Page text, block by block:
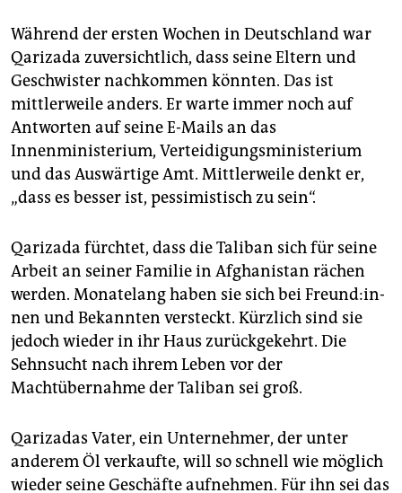
Während der ersten Wochen in Deutschland war
Qarizada zuversichtlich, dass seine Eltern und
Geschwister nachkommen könnten. Das ist
mittlerweile anders. Er warte immer noch auf
Antworten auf seine E-Mails an das
Innenministerium, Verteidigungsministerium
und das Auswärtige Amt. Mittlerweile denkt er,
„dass es besser ist, pessimistisch zu sein“.
Qarizada fürchtet, dass die Taliban sich für seine
Arbeit an seiner Familie in Afghanistan rächen
werden. Monatelang haben sie sich bei Freun­d:in­
nen und Bekannten versteckt. Kürzlich sind sie
jedoch wieder in ihr Haus zurückgekehrt. Die
Sehnsucht nach ihrem Leben vor der
Machtübernahme der Taliban sei groß.
Qarizadas Vater, ein Unternehmer, der unter
anderem Öl verkaufte, will so schnell wie möglich
wieder seine Geschäfte aufnehmen. Für ihn sei das